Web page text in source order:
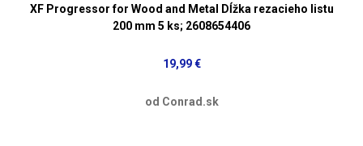
XF Progressor for Wood and Metal Dĺžka rezacieho listu
200 mm 5 ks; 2608654406
19,99 €
od Conrad.sk